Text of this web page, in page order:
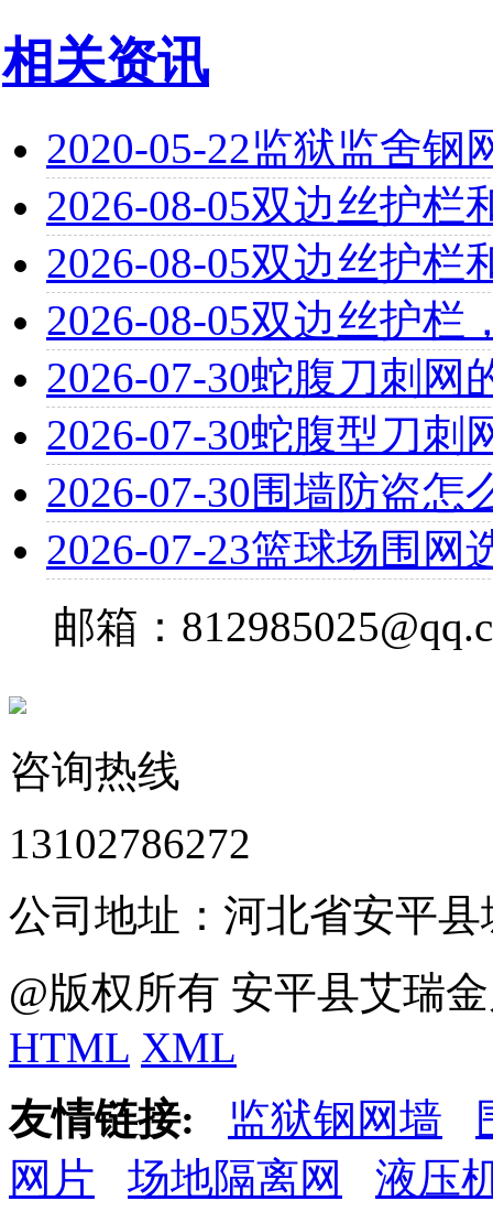
相关资讯
2020-05-22监狱监舍钢
2026-08-05双边丝护栏
2026-08-05双边丝护栏
2026-08-05双边丝护栏
2026-07-30蛇腹刀刺网
2026-07-30蛇腹型刀刺
2026-07-30围墙防盗怎
2026-07-23篮球场围网
邮箱：
咨询热线
13102786272
公司地址：河北省安平
@版权所有 安平县艾瑞
HTML XML
友情链接:
监狱钢网墙
网片
场地隔离网 液压